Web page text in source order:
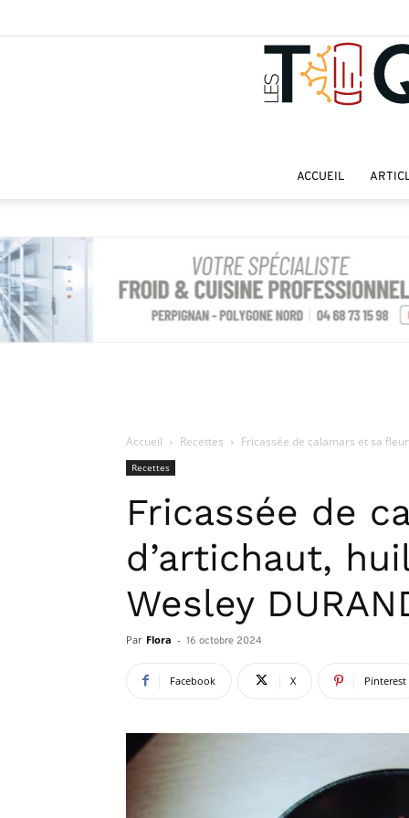
ACCUEIL
Accueil Recettes Fricassée de calamars et sa
Recettes
Fricassée de
d’artichaut,
Wesley
Par Flora - 16 octobre 2024
Facebook X Pinterest